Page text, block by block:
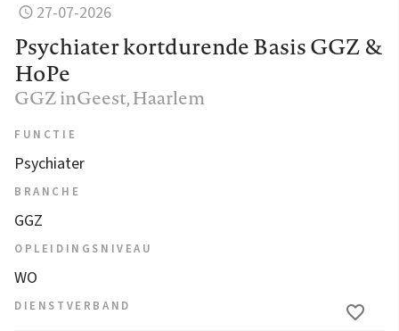
27-07-2026
Psychiater kortdurende Basis GGZ &
HoPe
GGZ inGeest, Haarlem
FUNCTIE
Psychiater
BRANCHE
GGZ
OPLEIDINGSNIVEAU
WO
DIENSTVERBAND